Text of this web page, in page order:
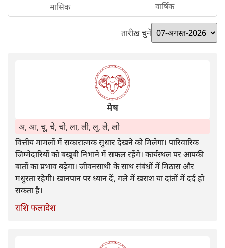
मासिक
वार्षिक
तारीख़ चुनें
मेष
अ, आ, चू, चे, चो, ला, ली, लू, ले, लो
वित्तीय मामलों में सकारात्मक सुधार देखने को मिलेगा। पारिवारिक
जिम्मेदारियों को बखूबी निभाने में सफल रहेंगे। कार्यस्थल पर आपकी
बातों का प्रभाव बढ़ेगा। जीवनसाथी के साथ संबंधों में मिठास और
मधुरता रहेगी। खानपान पर ध्यान दें, गले में खराश या दांतों में दर्द हो
सकता है।
राशि फलादेश